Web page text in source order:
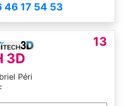
46 17 54 53
13
3D
Péri